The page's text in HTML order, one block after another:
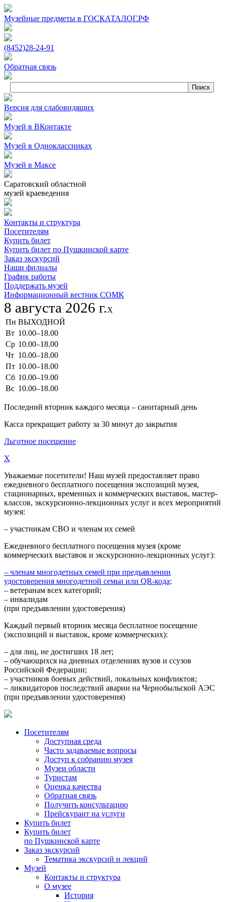
Музейные предметы в ГОСКАТАЛОГ.РФ
(8452)28‑24‑91
Обратная связь
Версия для слабовидящих
Музей в ВКонтакте
Музей в Одноклассниках
Музей в Максе
Саратовский областной
музей краеведения
Контакты и структура
Посетителям
Купить билет
Купить билет по Пушкинской карте
Заказ экскурсий
Наши филиалы
График работы
Поддержать музей
Информационный вестник СОМК
8 августа 2026 г.X
Пн ВЫХОДНОЙ
Вт 10.00–18.00
Ср 10.00–18.00
Чт 10.00–18.00
Пт 10.00–18.00
Сб 10.00–19.00
Вс 10.00–18.00
Последний вторник каждого месяца – санитарный день
Касса прекращает работу за 30 минут до закрытия
Льготное посещение
X
Уважаемые посетители! Наш музей предоставляет право
ежедневного бесплатного посещения экспозиций музея,
стационарных, временных и коммерческих выставок, мастер-
классов, экскурсионно-лекционных услуг и всех мероприятий
музея:
– участникам СВО и членам их семей
Ежедневного бесплатного посещения музея (кроме
коммерческих выставок и экскурсионно-лекционных услуг):
– членам многодетных семей при предъявлении
удостоверения многодетной семьи или QR-кода;
– ветеранам всех категорий;
– инвалидам
(при предъявлении удостоверения)
Каждый первый вторник месяца бесплатное посещение
(экспозиций и выставок, кроме коммерческих):
– для лиц, не достигших 18 лет;
– обучающихся на дневных отделениях вузов и ссузов
Российской Федерации;
– участников боевых действий, локальных конфликтов;
– ликвидаторов последствий аварии на Чернобыльской АЭС
(при предъявлении удостоверения)
Посетителям
Доступная среда
Часто задаваемые вопросы
Доступ к собранию музея
Музеи области
Туристам
Оценка качества
Обратная связь
Получить консультацию
Прейскурант на услуги
Купить билет
Купить билет
по Пушкинской карте
Заказ экскурсий
Тематика экскурсий и лекций
Музей
Контакты и структура
О музее
История